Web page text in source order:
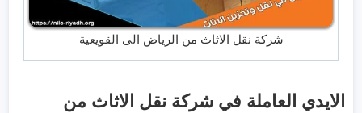
شركة نقل الاثاث من الرياض الى القويعية
الايدي العاملة في شركة نقل الاثاث من